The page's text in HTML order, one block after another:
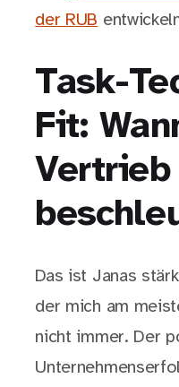
der RUB
Task-
Fit:
Das ist Janas
der mich am
nicht immer. Der